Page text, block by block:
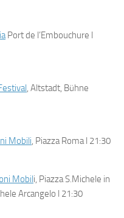
Port de l’Embouchure l
, Altstadt, Bühne
Mobili, Piazza Roma l 21:30
Mobili, Piazza S.Michele in
Arcangelo l 21:30